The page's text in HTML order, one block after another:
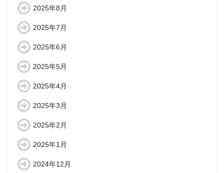
2025年8月
2025年7月
2025年6月
2025年5月
2025年4月
2025年3月
2025年2月
2025年1月
2024年12月